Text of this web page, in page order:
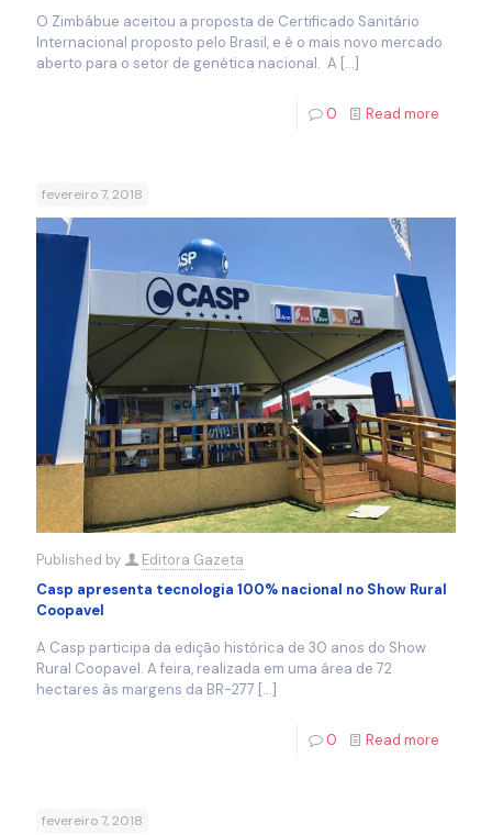
O Zimbábue aceitou a proposta de Certificado Sanitário
Internacional proposto pelo Brasil, e é o mais novo mercado
aberto para o setor de genética nacional. A […]
0 Read more
fevereiro 7, 2018
Published by
Editora Gazeta
Casp apresenta tecnologia 100% nacional no Show Rural
Coopavel
A Casp participa da edição histórica de 30 anos do Show
Rural Coopavel. A feira, realizada em uma área de 72
hectares às margens da BR-277 […]
0 Read more
fevereiro 7, 2018